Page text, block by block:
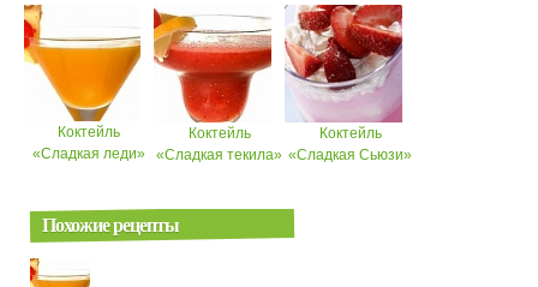
Коктейль
«Сладкая леди»
Коктейль
«Сладкая текила»
Коктейль
«Сладкая Сьюзи»
Похожие рецепты